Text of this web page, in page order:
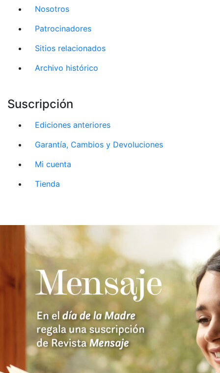
Nosotros
Patrocinadores
Sitios relacionados
Archivo histórico
Suscripción
Ediciones anteriores
Garantía, Cambios y Devoluciones
Mi cuenta
Tienda